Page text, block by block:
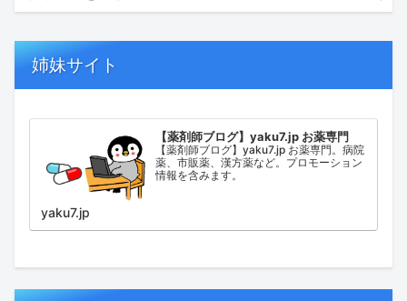
姉妹サイト
【薬剤師ブログ】yaku7.jp お薬専門
【薬剤師ブログ】yaku7.jp お薬専門。病院
薬、市販薬、漢方薬など。プロモーション
情報を含みます。
yaku7.jp